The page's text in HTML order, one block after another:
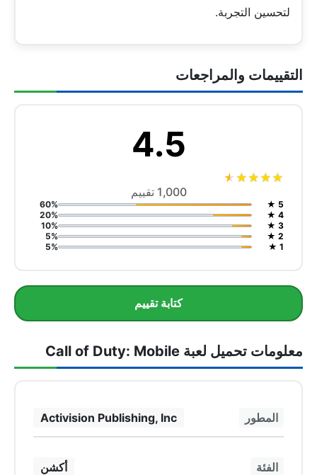
لتحسين التجربة.
التقييمات والمراجعات
4.5
★
★
★
★
★
1,000 تقييم
5 ★
60%
4 ★
20%
3 ★
10%
2 ★
5%
1 ★
5%
كتابة تقييم
معلومات تحميل لعبة Call of Duty: Mobile
المطور Activision Publishing, Inc
الفئة أكشن